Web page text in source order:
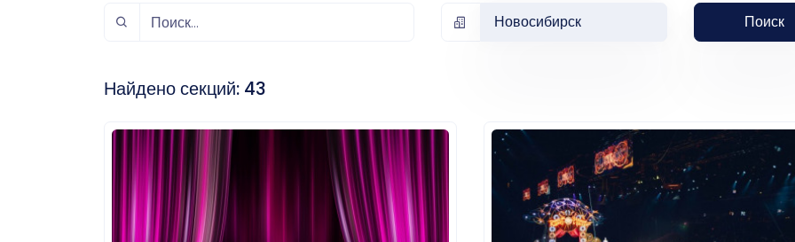
Индивидуально-
Новосибирск Поиск
Найдено секций: 43